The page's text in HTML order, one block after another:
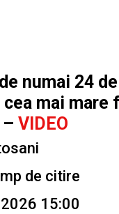
numai 24
mai mare
– VIDEO
de citire
15:00